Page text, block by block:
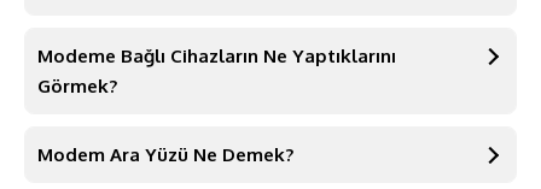
Modeme Bağlı Cihazların Ne Yaptıklarını
Görmek?
Modem Ara Yüzü Ne Demek?